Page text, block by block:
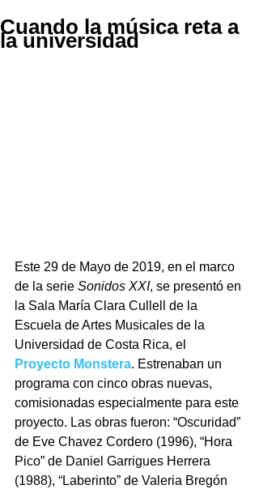
Cuando la música reta a
la universidad
Este 29 de Mayo de 2019, en el marco
de la serie Sonidos XXI, se presentó en
la Sala María Clara Cullell de la
Escuela de Artes Musicales de la
Universidad de Costa Rica, el
Proyecto Monstera. Estrenaban un
programa con cinco obras nuevas,
comisionadas especialmente para este
proyecto. Las obras fueron: “Oscuridad”
de Eve Chavez Cordero (1996), “Hora
Pico” de Daniel Garrigues Herrera
(1988), “Laberinto” de Valeria Bregón